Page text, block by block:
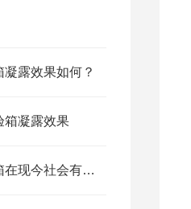
露效果如何？
箱凝露效果
紫外光试验箱在现今社会有着广泛应用